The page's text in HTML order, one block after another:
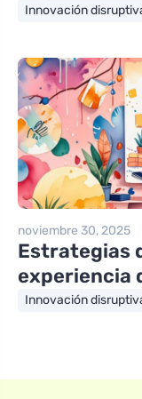
Innovación
noviembre 30, 2025
Estrategias
experiencia
Innovación